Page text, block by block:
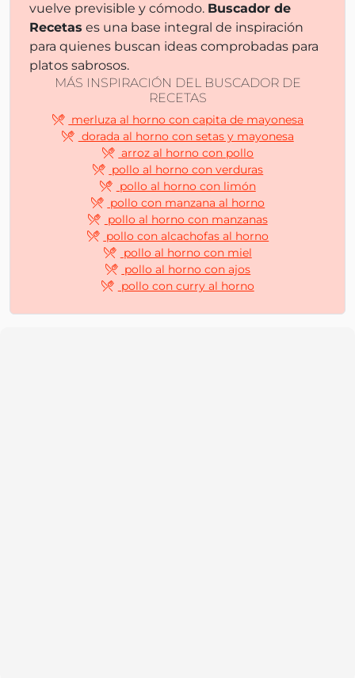
vuelve previsible y cómodo. Buscador de
Recetas es una base integral de inspiración
para quienes buscan ideas comprobadas para
platos sabrosos.
MÁS INSPIRACIÓN DEL BUSCADOR DE
RECETAS
merluza al horno con capita de mayonesa
dorada al horno con setas y mayonesa
arroz al horno con pollo
pollo al horno con verduras
pollo al horno con limón
pollo con manzana al horno
pollo al horno con manzanas
pollo con alcachofas al horno
pollo al horno con miel
pollo al horno con ajos
pollo con curry al horno